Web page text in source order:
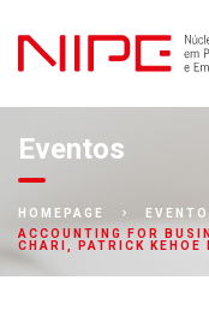
Eventos
HOMEPAGE
ACCOUNTING FOR
CHARI, PATRICK KEHOE